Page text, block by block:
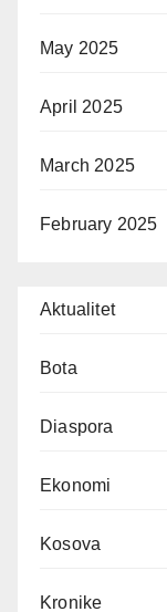
May 2025
April 2025
March 2025
February 2025
Aktualitet
Bota
Diaspora
Ekonomi
Kosova
Kronike